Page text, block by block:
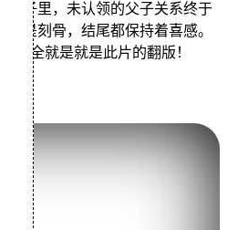
肚子里，未认领的父子关系终于
更是刻骨，结尾都保持着喜感。
完全就是就是此片的翻版！